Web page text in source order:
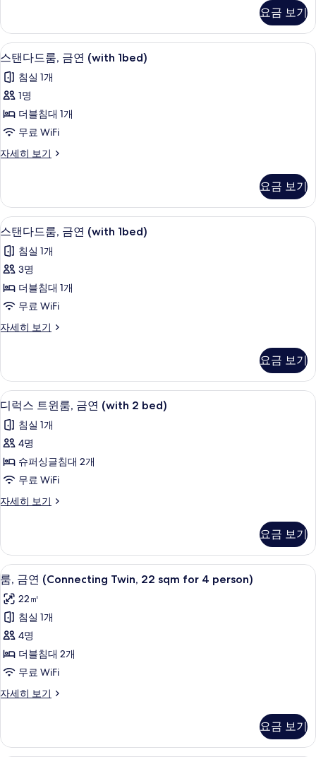
두
보
기
Occupancy
자
세
보
기
요금 보기
스
탠
다
드
룸,
연
1bed)
사
진
모
두
보
기
스탠다드룸, 금연 (with 1bed) | 오리/
9
스탠다드룸, 금연 (with 1bed)
침실 1개
1명
더블침대 1개
무료 WiFi
자세히 보기
스
룸,
금
연
1bed)
자
히
보
요금 보기
스
탠
다
드
룸,
연
1bed)
사
진
모
두
보
기
스탠다드룸, 금연 (with 1bed) | 오리/
9
스탠다드룸, 금연 (with 1bed)
침실 1개
3명
더블침대 1개
무료 WiFi
자세히 보기
스
룸,
금
연
(with
1bed)
자
히
보
요금 보기
디
럭
스
트
윈
금
(with
bed)
사
진
모
두
보
기
디럭스 트윈룸, 금연 (with 2 bed) | 오
9
디럭스 트윈룸, 금연 (with 2 bed)
침실 1개
4명
슈퍼싱글침대 2개
무료 WiFi
자세히 보기
디
윈
룸,
금
연
(with
2
bed)
자
세
히
보
기
요금 보기
룸,
금
연
(Connecting
Twin,
22
sqm
for
사
오리/거위털 이불, 필로우탑 침대, 책상
10
룸, 금연 (Connecting Twin, 22 sqm for 4 person)
22㎡
침실 1개
4명
더블침대 2개
무료 WiFi
자세히 보기
룸,
Twin,
요금 보기